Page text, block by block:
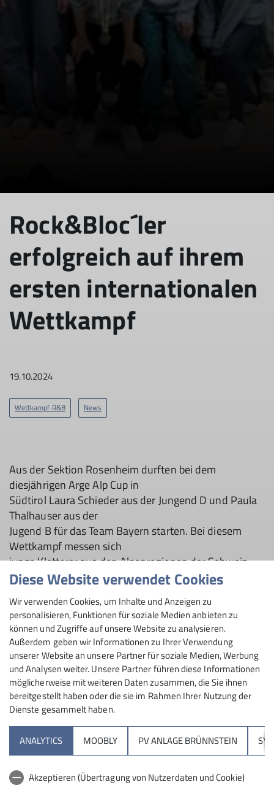
Rock&Bloc´ler
erfolgreich auf ihrem
ersten internationalen
Wettkampf
19.10.2024
Wettkampf R&B News
Aus der Sektion Rosenheim durften bei dem
diesjährigen Arge Alp Cup in
Südtirol Laura Schieder aus der Jungend D und Paula
Thalhauser aus der
Jugend B für das Team Bayern starten. Bei diesem
Wettkampf messen sich
junge Kletterer aus den Alpenregionen der Schweiz,
Österreichs, Italiens und
19.10 frühmorgens los,
weshalb das ganze Team bereits am Vortag anreiste. In
der Qualifikation gab
es für jede Altersklasse 2 Touren zu klettern. Die
jeweils besten 8 Athleten und
Athletinnen aus der Vorrunde hatten im Finale bei
einer weiteren Tour noch
einmal die Chance alles zu geben. Leider schaffte es
nur Paula ins Finale und
kletterte auf den 7. Platz. Laura sicherte sich in der
Vorrunde einen guten 12.
Platz. Die Teamwertung gewann wegen der guten
© DAV Sektion Rosenheim
Diese Website verwendet Cookies
Wir verwenden Cookies, um Inhalte und Anzeigen zu
personalisieren, Funktionen für soziale Medien anbieten zu
können und Zugriffe auf unsere Website zu analysieren.
Außerdem geben wir Informationen zu Ihrer Verwendung
unserer Website an unsere Partner für soziale Medien, Werbung
und Analysen weiter. Unsere Partner führen diese Informationen
möglicherweise mit weiteren Daten zusammen, die Sie ihnen
bereitgestellt haben oder die sie im Rahmen Ihrer Nutzung der
Dienste gesammelt haben.
ANALYTICS MOOBLY PV ANLAGE BRÜNNSTEIN
Akzeptieren (Übertragung von Nutzerdaten und Cookie)